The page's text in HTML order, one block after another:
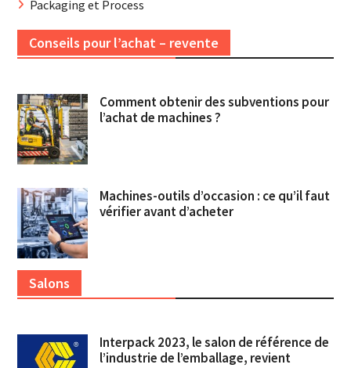
Packaging et Process
Conseils pour l’achat – revente
Comment obtenir des subventions pour
l’achat de machines ?
Machines-outils d’occasion : ce qu’il faut
vérifier avant d’acheter
Salons
Interpack 2023, le salon de référence de
l’industrie de l’emballage, revient